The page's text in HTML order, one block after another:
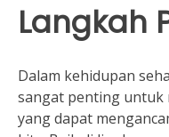
Langkah
Dalam kehidupan
sangat penting untuk
yang dapat